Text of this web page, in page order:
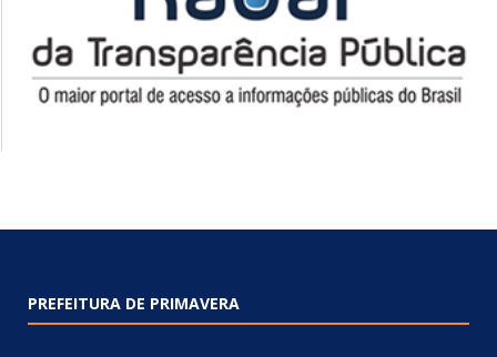
PREFEITURA DE PRIMAVERA